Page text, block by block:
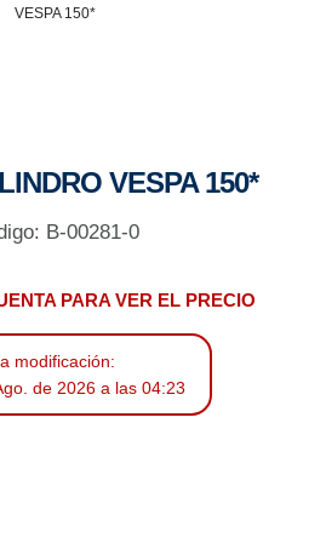
VESPA 150*
VESPA 150*
B-00281-0
PARA VER EL PRECIO
modificación:
de 2026 a las 04:23